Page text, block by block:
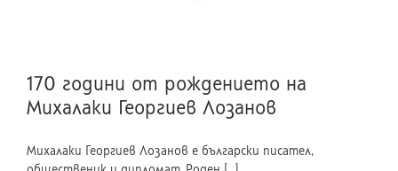
170 години от рождението на
Михалаки Георгиев Лозанов
Михалаки Георгиев Лозанов е български писател,